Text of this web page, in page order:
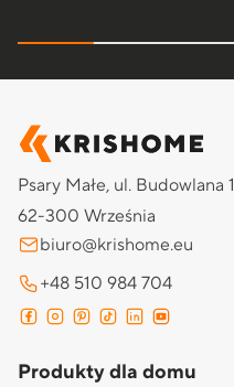
Psary Małe, ul. Budowlana 1
62-300 Września
biuro@krishome.eu
+48 510 984 704
Produkty dla domu